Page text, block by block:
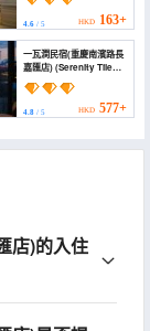
Changjiahuix Danzishi
4.6/ 5 HKD 163+
一瓦澗民宿(重慶南濱路長
嘉匯店) (Serenity Tile
Retreat)
4.8/ 5 HKD 577+
店)的入住